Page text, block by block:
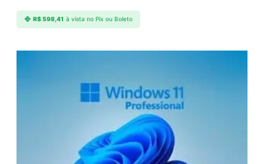
R$598,41 à vista no Pix ou Boleto